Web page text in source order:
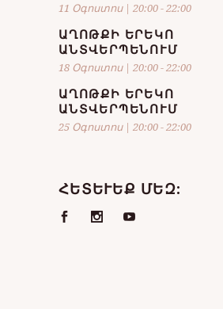
11 Օգոստոս | 20:00-22:00
ԱՂՈԹՔԻ ԵՐԵԿՈ
ԱՆՏՎԵՐՊԵՆՈՒՄ
18 Օգոստոս | 20:00-22:00
ԱՂՈԹՔԻ ԵՐԵԿՈ
ԱՆՏՎԵՐՊԵՆՈՒՄ
25 Օգոստոս | 20:00-22:00
ՀԵՏԵՒԵՔ ՄԵԶ: